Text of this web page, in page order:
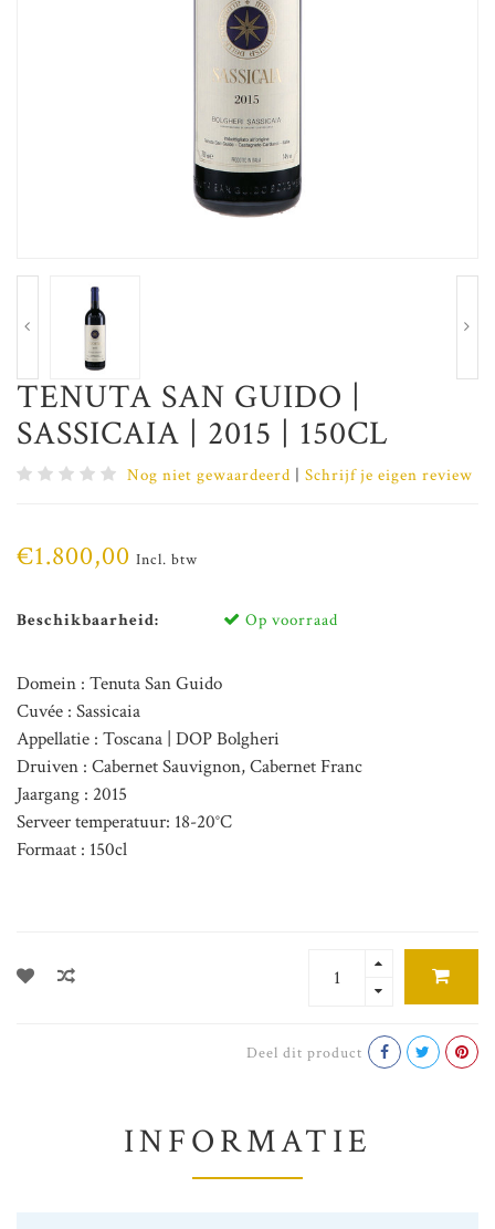
TENUTA SAN GUIDO |
SASSICAIA | 2015 | 150CL
Nog niet gewaardeerd | Schrijf je eigen review
€1.800,00 Incl. btw
Beschikbaarheid: Op voorraad
Domein : Tenuta San Guido
Cuvée : Sassicaia
Appellatie : Toscana | DOP Bolgheri
Druiven : Cabernet Sauvignon, Cabernet Franc
Jaargang : 2015
Serveer temperatuur: 18-20°C
Formaat : 150cl
Deel dit product
INFORMATIE